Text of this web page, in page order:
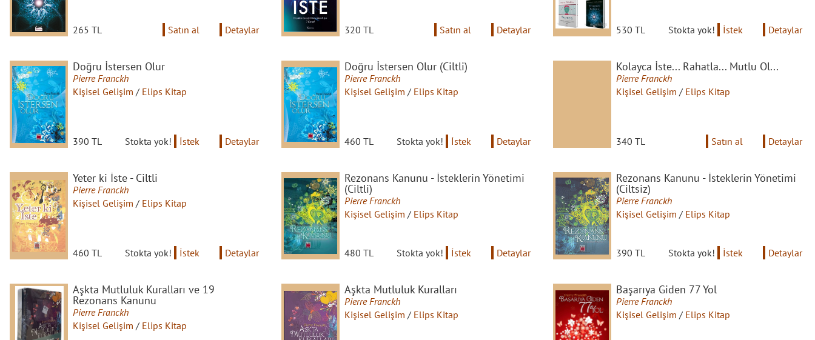
265 TL Satın al Detaylar 320 TL Satın al Detaylar 530 TL Stokta yok! İstek Detaylar
Doğru İstersen Olur
Pierre Franckh
Kişisel Gelişim / Elips Kitap
390 TL Stokta yok! İstek Detaylar
Doğru İstersen Olur (Ciltli)
Pierre Franckh
Kişisel Gelişim / Elips Kitap
460 TL Stokta yok! İstek Detaylar
Kolayca İste... Rahatla... Mutlu Ol...
Pierre Franckh
Kişisel Gelişim / Elips Kitap
340 TL Satın al Detaylar
Yeter ki İste - Ciltli
Pierre Franckh
Kişisel Gelişim / Elips Kitap
460 TL Stokta yok! İstek Detaylar
Rezonans Kanunu - İsteklerin Yönetimi
(Ciltli)
Pierre Franckh
Kişisel Gelişim / Elips Kitap
480 TL Stokta yok! İstek Detaylar
Rezonans Kanunu - İsteklerin Yönetimi
(Ciltsiz)
Pierre Franckh
Kişisel Gelişim / Elips Kitap
390 TL Stokta yok! İstek Detaylar
Aşkta Mutluluk Kuralları ve 19
Rezonans Kanunu
Pierre Franckh
Kişisel Gelişim / Elips Kitap
Aşkta Mutluluk Kuralları
Pierre Franckh
Kişisel Gelişim / Elips Kitap
Başarıya Giden 77 Yol
Pierre Franckh
Kişisel Gelişim / Elips Kitap